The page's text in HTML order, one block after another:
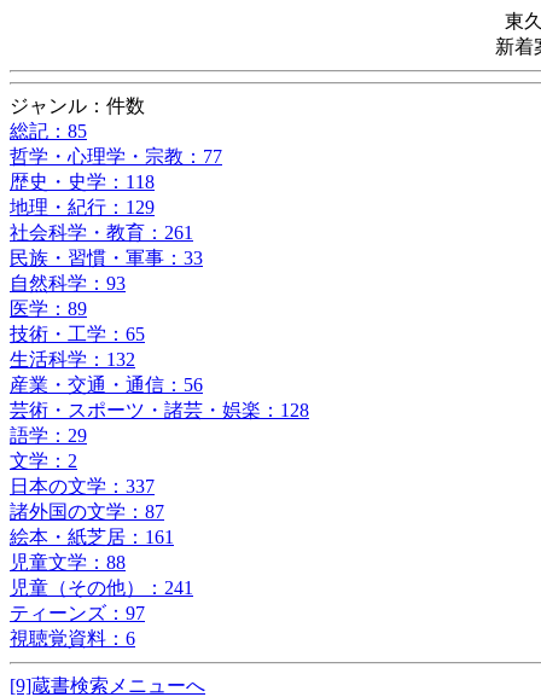
東
新着
ジャンル：件数
総記：85
哲学・心理学・宗教：77
歴史・史学：118
地理・紀行：129
社会科学・教育：261
民族・習慣・軍事：33
自然科学：93
医学：89
技術・工学：65
生活科学：132
産業・交通・通信：56
芸術・スポーツ・諸芸・娯楽：128
語学：29
文学：2
日本の文学：337
諸外国の文学：87
絵本・紙芝居：161
児童文学：88
児童（その他）：241
ティーンズ：97
視聴覚資料：6
[9]蔵書検索メニューへ